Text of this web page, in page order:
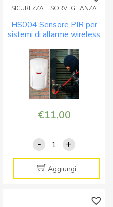
SICUREZZA E SORVEGLIANZA
HS004 Sensore PIR per
sistemi di allarme wireless
immunità animali
€11,00
-
HS004
Sensore
PIR
per
+
Aggiungi